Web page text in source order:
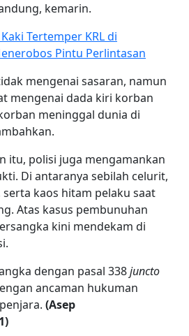
kemarin.
Tertemper KRL di
Pintu Perlintasan
mengenai sasaran, namun
mengenai dada kiri korban
meninggal dunia di
itu, polisi juga mengamankan
Di antaranya sebilah celurit,
kaos hitam pelaku saat
Atas kasus pembunuhan
kini mendekam di
dengan pasal 338juncto
ancaman hukuman
(Asep